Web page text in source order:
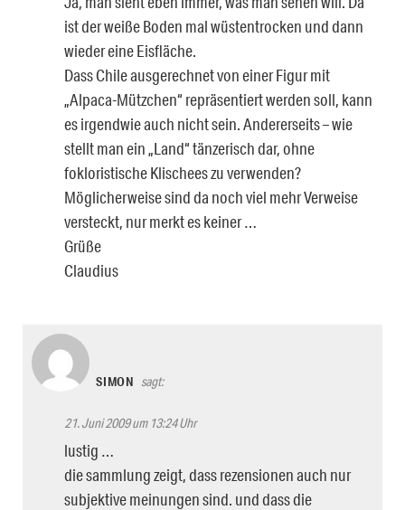
ist der weiße Boden mal wüstentrocken und dann
wieder eine Eisfläche.
Dass Chile ausgerechnet von einer Figur mit
„Alpaca-Mützchen“ repräsentiert werden soll, kann
es irgendwie auch nicht sein. Andererseits – wie
stellt man ein „Land“ tänzerisch dar, ohne
fokloristische Klischees zu verwenden?
Möglicherweise sind da noch viel mehr Verweise
versteckt, nur merkt es keiner …
Grüße
Claudius
SIMON sagt:
21. Juni 2009 um 13:24 Uhr
lustig …
die sammlung zeigt, dass rezensionen auch nur
subjektive meinungen sind. und dass die